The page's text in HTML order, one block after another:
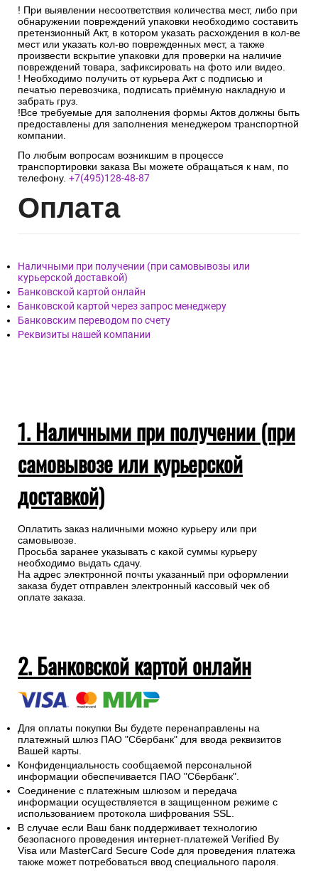
! При выявлении несоответствия количества мест, либо при
обнаружении повреждений упаковки необходимо составить
претензионный Акт, в котором указать расхождения в кол-ве
мест или указать кол-во поврежденных мест, а также
произвести вскрытие упаковки для проверки на наличие
повреждений товара, зафиксировать на фото или видео.
! Необходимо получить от курьера Акт с подписью и
печатью перевозчика, подписать приёмную накладную и
забрать груз.
!Все требуемые для заполнения формы Актов должны быть
предоставлены для заполнения менеджером транспортной
компании.
По любым вопросам возникшим в процессе
транспортировки заказа Вы можете обращаться к нам, по
телефону. +7(495)128-48-87
Оплата
Наличными при получении (при самовывозы или
курьерской доставкой)
Банковской картой онлайн
Банковской картой через запрос менеджеру
Банковским переводом по счету
Реквизиты нашей компании
1. Наличными при получении (при
самовывозе или курьерской
доставкой)
Оплатить заказ наличными можно курьеру или при
самовывозе.
Просьба заранее указывать с какой суммы курьеру
необходимо выдать сдачу.
На адрес электронной почты указанный при оформлении
заказа будет отправлен электронный кассовый чек об
оплате заказа.
2. Банковской картой онлайн
Для оплаты покупки Вы будете перенаправлены на
платежный шлюз ПАО "Сбербанк" для ввода реквизитов
Вашей карты.
Конфиденциальность сообщаемой персональной
информации обеспечивается ПАО "Сбербанк".
Соединение с платежным шлюзом и передача
информации осуществляется в защищенном режиме с
использованием протокола шифрования SSL.
В случае если Ваш банк поддерживает технологию
безопасного проведения интернет-платежей Verified By
Visa или MasterCard Secure Code для проведения платежа
также может потребоваться ввод специального пароля.